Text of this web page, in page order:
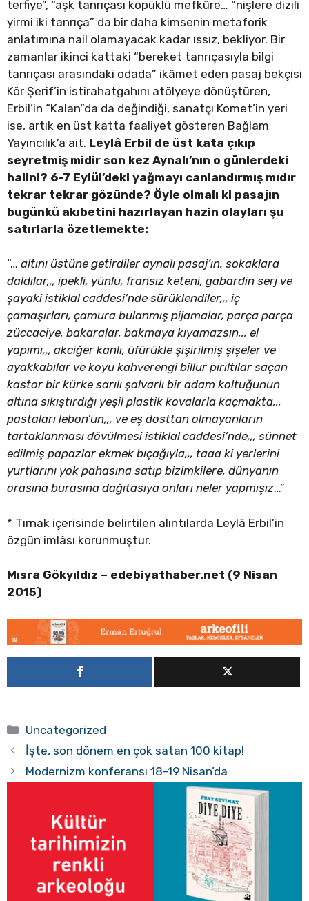
terfiye”, “aşk tanrıçası köpüklü mefkûre… “nişlere dizili
yirmi iki tanrıça” da bir daha kimsenin metaforik
anlatımına nail olamayacak kadar ıssız, bekliyor. Bir
zamanlar ikinci kattaki “bereket tanrıçasıyla bilgi
tanrıçası arasındaki odada” ikâmet eden pasaj bekçisi
Kör Şerif’in istirahatgahını atölyeye dönüştüren,
Erbil’in “Kalan”da da değindiği, sanatçı Komet’in yeri
ise, artık en üst katta faaliyet gösteren Bağlam
Yayıncılık’a ait. Leylâ Erbil de üst kata çıkıp
seyretmiş midir son kez Aynalı’nın o günlerdeki
halini? 6-7 Eylül’deki yağmayı canlandırmış mıdır
tekrar tekrar gözünde? Öyle olmalı ki pasajın
bugünkü akıbetini hazırlayan hazin olayları şu
satırlarla özetlemekte:
“… altını üstüne getirdiler aynalı pasaj’ın. sokaklara
daldılar,,, ipekli, yünlü, fransız keteni, gabardin serj ve
şayaki istiklal caddesi’nde sürüklendiler,,, iç
çamaşırları, çamura bulanmış pijamalar, parça parça
züccaciye, bakaralar, bakmaya kıyamazsın,,, el
yapımı,,, akciğer kanlı, üfürükle şişirilmiş şişeler ve
ayakkabılar ve koyu kahverengi billur pırıltılar saçan
kastor bir kürke sarılı şalvarlı bir adam koltuğunun
altına sıkıştırdığı yeşil plastik kovalarla kaçmakta,,,
pastaları lebon’un,,, ve eş dosttan olmayanların
tartaklanması dövülmesi istiklal caddesi’nde,,, sünnet
edilmiş papazlar ekmek bıçağıyla,,, taaa ki yerlerini
yurtlarını yok pahasına satıp bizimkilere, dünyanın
orasına burasına dağıtasıya onları neler yapmışız…”
* Tırnak içerisinde belirtilen alıntılarda Leylâ Erbil’in
özgün imlâsı korunmuştur.
Mısra Gökyıldız – edebiyathaber.net (9 Nisan
2015)
Kategoriler
Uncategorized
İşte, son dönem en çok satan 100 kitap!
Modernizm konferansı 18-19 Nisan’da